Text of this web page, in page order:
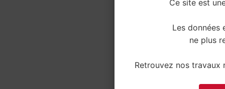
Ce site est
Les données
ne plus
Retrouvez nos